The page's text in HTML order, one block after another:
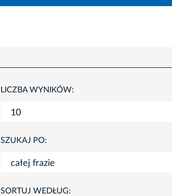
LICZBA WYNIKÓW:
SZUKAJ PO:
SORTUJ WEDŁUG: